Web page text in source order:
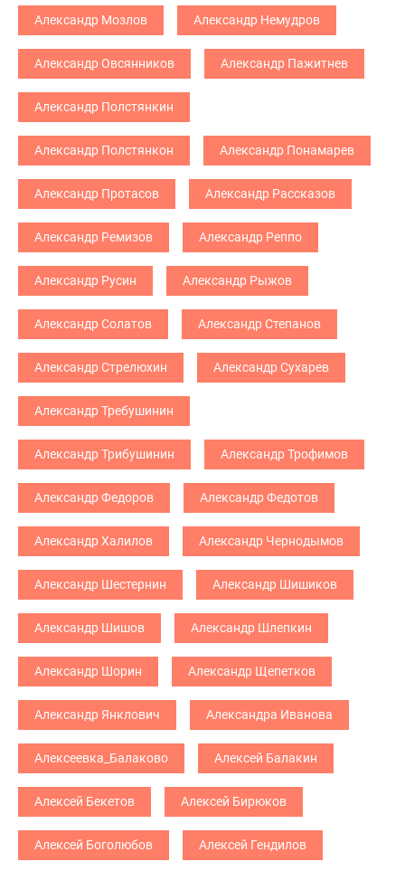
Александр Мозлов Александр Немудров
Александр Овсянников Александр Пажитнев
Александр Полстянкин
Александр Полстянкон Александр Понамарев
Александр Протасов Александр Рассказов
Александр Ремизов Александр Реппо
Александр Русин Александр Рыжов
Александр Солатов Александр Степанов
Александр Стрелюхин Александр Сухарев
Александр Требушинин
Александр Трибушинин Александр Трофимов
Александр Федоров Александр Федотов
Александр Халилов Александр Чернодымов
Александр Шестернин Александр Шишиков
Александр Шишов Александр Шлепкин
Александр Шорин Александр Щепетков
Александр Янклович Александра Иванова
Алексеевка_Балаково Алексей Балакин
Алексей Бекетов Алексей Бирюков
Алексей Боголюбов Алексей Гендилов